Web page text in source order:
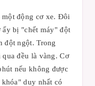
động cơ xe. Đôi
bị "chết máy" đột
đột ngột. Trong
đều là vàng. Cơ
nếu không được
duy nhất có